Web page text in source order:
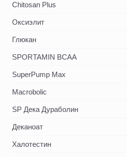
Chitosan Plus
Оксиэлит
Глюкан
SPORTAMIN ВСАА
SuperPump Max
Macrobolic
SP Дека Дураболин
Деканоат
Халотестин